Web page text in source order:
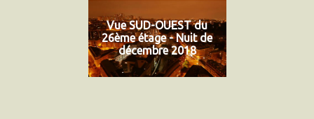
Vue SUD-OUEST du
26ème étage - Nuit de
décembre 2018